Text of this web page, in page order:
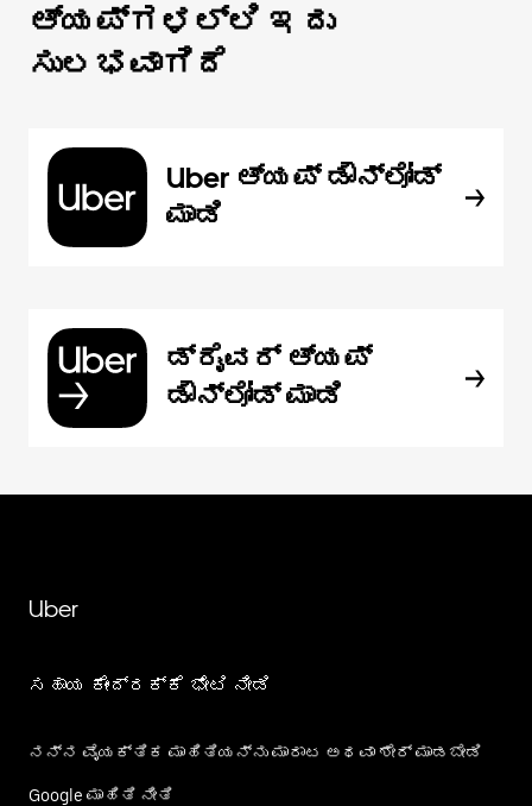
ಆ್ಯಪ್‌‌ಗಳಲ್ಲಿ ಇದು
ಸುಲಭವಾಗಿದೆ
Uber ಆ್ಯಪ್‍ ಡೌನ್‌ಲೋಡ್
ಮಾಡಿ
ಡ್ರೈವರ್ ಆ್ಯಪ್
ಡೌನ್‌ಲೋಡ್ ಮಾಡಿ
Uber
ಸಹಾಯ ಕೇಂದ್ರಕ್ಕೆ ಭೇಟಿ ನೀಡಿ
ನನ್ನ ವೈಯಕ್ತಿಕ ಮಾಹಿತಿಯನ್ನು ಮಾರಾಟ ಅಥವಾ ಶೇರ್‌ ಮಾಡಬೇಡಿ
Google ಮಾಹಿತಿ ನೀತಿ